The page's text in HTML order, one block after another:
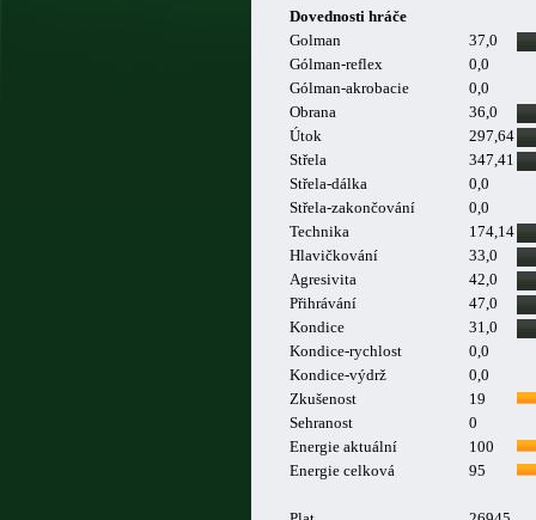
Dovednosti hráče
Golman
37,0
Gólman-reflex
0,0
Gólman-akrobacie
0,0
Obrana
36,0
Útok
297,64
Střela
347,41
Střela-dálka
0,0
Střela-zakončování
0,0
Technika
174,14
Hlavičkování
33,0
Agresivita
42,0
Přihrávání
47,0
Kondice
31,0
Kondice-rychlost
0,0
Kondice-výdrž
0,0
Zkušenost
19
Sehranost
0
Energie aktuální
100
Energie celková
95